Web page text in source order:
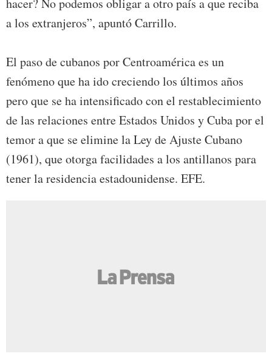
a los extranjeros”, apuntó Carrillo.
El paso de cubanos por Centroamérica es un
fenómeno que ha ido creciendo los últimos años
pero que se ha intensificado con el restablecimiento
de las relaciones entre Estados Unidos y Cuba por el
temor a que se elimine la Ley de Ajuste Cubano
(1961), que otorga facilidades a los antillanos para
tener la residencia estadounidense. EFE.